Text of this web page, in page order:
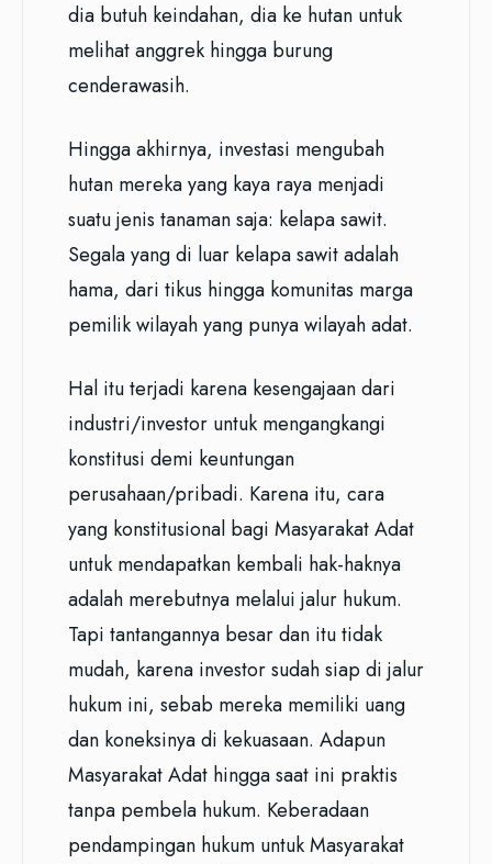
dia butuh keindahan, dia ke hutan untuk
melihat anggrek hingga burung
cenderawasih.
Hingga akhirnya, investasi mengubah
hutan mereka yang kaya raya menjadi
suatu jenis tanaman saja: kelapa sawit.
Segala yang di luar kelapa sawit adalah
hama, dari tikus hingga komunitas marga
pemilik wilayah yang punya wilayah adat.
Hal itu terjadi karena kesengajaan dari
industri/investor untuk mengangkangi
konstitusi demi keuntungan
perusahaan/pribadi. Karena itu, cara
yang konstitusional bagi Masyarakat Adat
untuk mendapatkan kembali hak-haknya
adalah merebutnya melalui jalur hukum.
Tapi tantangannya besar dan itu tidak
mudah, karena investor sudah siap di jalur
hukum ini, sebab mereka memiliki uang
dan koneksinya di kekuasaan. Adapun
Masyarakat Adat hingga saat ini praktis
tanpa pembela hukum. Keberadaan
pendampingan hukum untuk Masyarakat